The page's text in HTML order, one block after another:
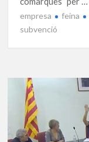
empresa feina
subvenció